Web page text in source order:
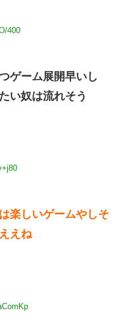
400
ゲーム展開早いし
い奴は流れそう
楽しいゲームやしそ
えね